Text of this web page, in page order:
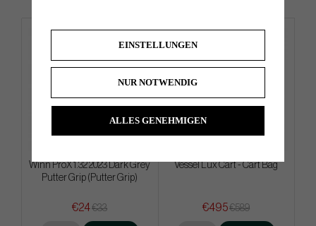
Winn ProX 1.32 2023 Dark Grey
Putter Grip (Putter Grip)
€24€33
Vessel Lux Cart - Cart Bag
€495€589
EINSTELLUNGEN
NUR NOTWENDIG
ALLES GENEHMIGEN